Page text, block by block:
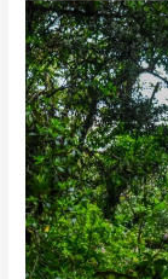
Schutz
vor
Mücken
–
Was
wirklich
hilft